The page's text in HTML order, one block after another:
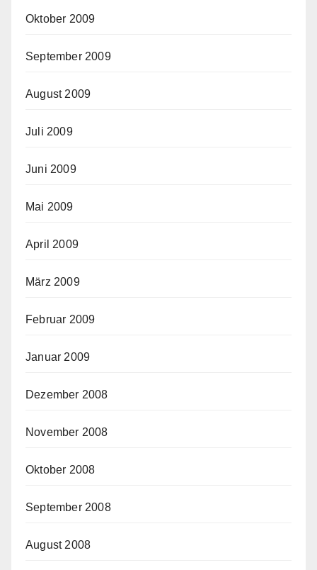
Oktober 2009
September 2009
August 2009
Juli 2009
Juni 2009
Mai 2009
April 2009
März 2009
Februar 2009
Januar 2009
Dezember 2008
November 2008
Oktober 2008
September 2008
August 2008